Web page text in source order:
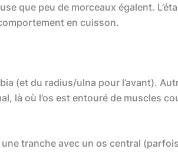
que peu de morceaux égalent.
en cuisson.
(et du radius/ulna pour l’avant).
là où l’os est entouré de muscles
tranche avec un os central